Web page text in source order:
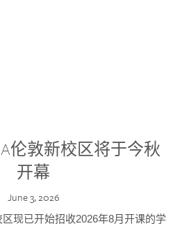
伦敦新校区将于今秋
开幕
June 3, 2026
现已开始招收2026年8月开课的学